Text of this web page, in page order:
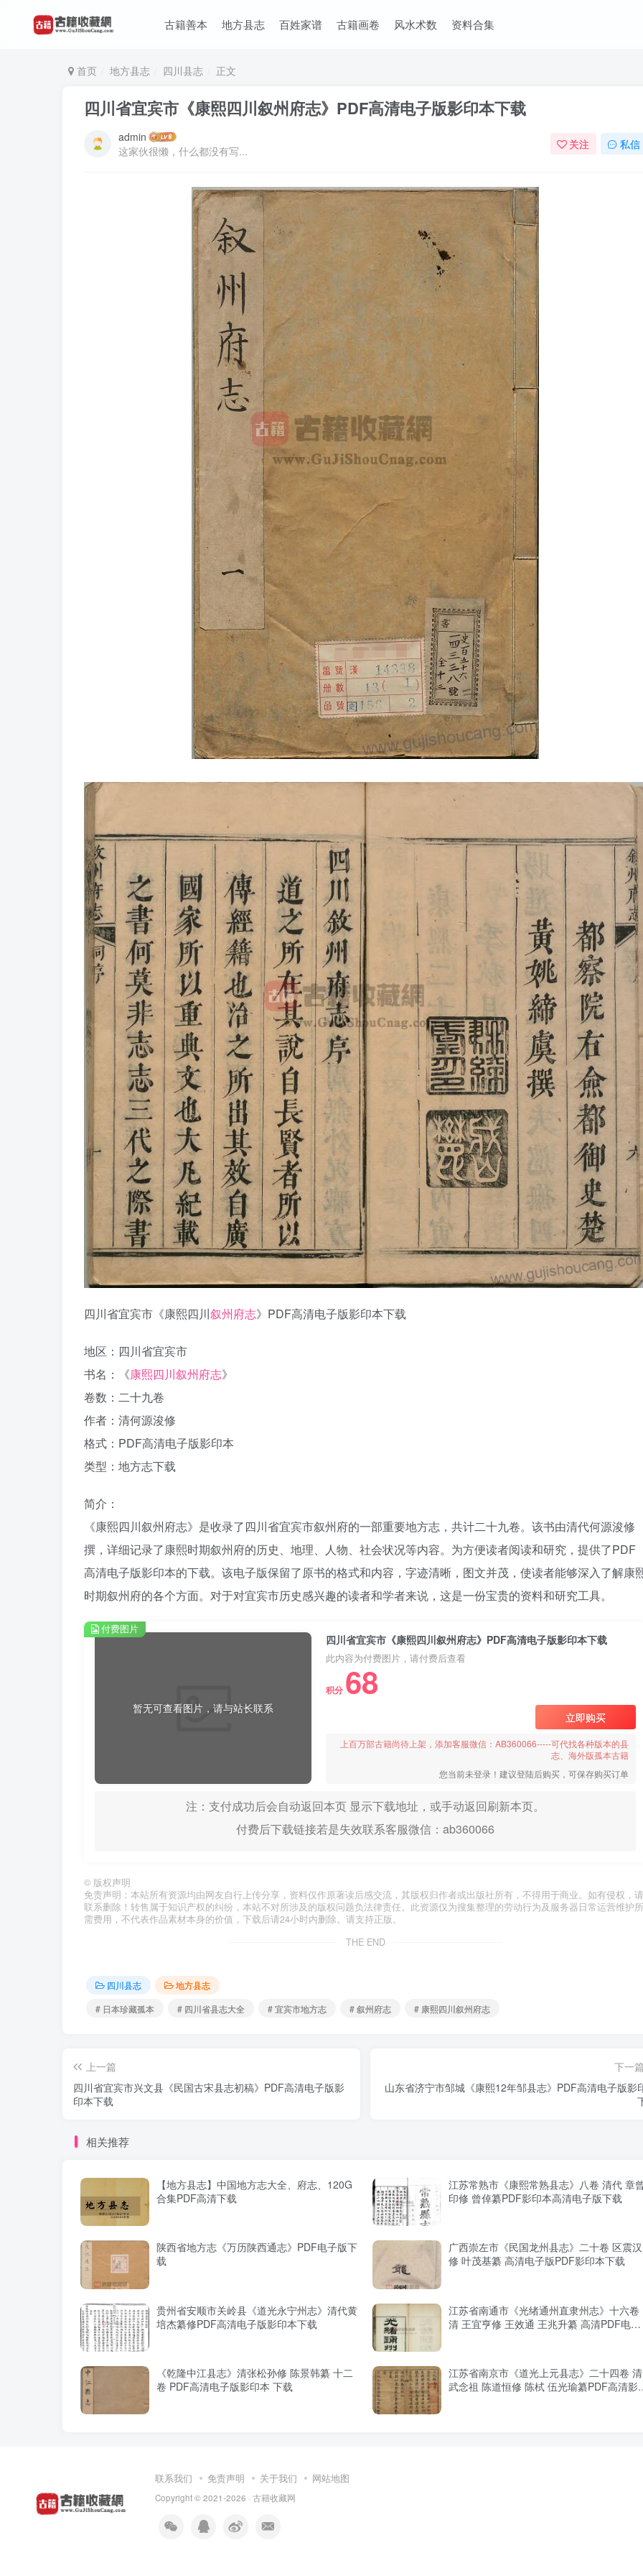
古籍善本 地方县志 百姓家谱 古籍画卷 风水术数 资料合集
首页 地方县志 四川县志 正文
四川省宜宾市《康熙四川叙州府志》PDF高清电子版影印本下载
admin
这家伙很懒，什么都没有写...
关注 私信
四川省宜宾市《康熙四川叙州府志》PDF高清电子版影印本下载
地区：四川省宜宾市
书名：《康熙四川叙州府志》
卷数：二十九卷
作者：清何源浚修
格式：PDF高清电子版影印本
类型：地方志下载
简介：
《康熙四川叙州府志》是收录了四川省宜宾市叙州府的一部重要地方志，共计二十九卷。该书由清代何源浚修
撰，详细记录了康熙时期叙州府的历史、地理、人物、社会状况等内容。为方便读者阅读和研究，提供了PDF
高清电子版影印本的下载。该电子版保留了原书的格式和内容，字迹清晰，图文并茂，使读者能够深入了解康
时期叙州府的各个方面。对于对宜宾市历史感兴趣的读者和学者来说，这是一份宝贵的资料和研究工具。
暂无可查看图片，请与站长联系
四川省宜宾市《康熙四川叙州府志》PDF高清电子版影印本下载
此内容为付费图片，请付费后查看
积分 68
立即购买
上百万部古籍尚待上架，添加客服微信：AB360066-----可代找各种版本的县
志、海外版孤本古籍
您当前未登录！建议登陆后购买，可保存购买订单
注：支付成功后会自动返回本页 显示下载地址，或手动返回刷新本页。
付费后下载链接若是失效联系客服微信：ab360066
付费图片
© 版权声明
免责声明：本站所有资源均由网友自行上传分享，资料仅作原著读后感交流，其版权归作者或出版社所有，不得用于商业。如有侵权，请
联系删除！转售属于知识产权的纠纷，本站不对所涉及的版权问题负法律责任。此资源仅为搜集整理的劳动行为及服务器日常运营维护所
需费用，不代表作品素材本身的价值，下载后请24小时内删除。请支持正版。
THE END
四川县志
地方县志
# 日本珍藏孤本
# 四川省县志大全 # 宜宾市地方志 # 叙州府志 # 康熙四川叙州府志
上一篇
四川省宜宾市兴文县《民国古宋县志初稿》PDF高清电子版影
印本下载
下一
山东省济宁市邹城《康熙12年邹县志》PDF高清电子版影
相关推荐
【地方县志】中国地方志大全、府志、120G
合集PDF高清下载
江苏常熟市《康熙常熟县志》八卷 清代 章
印修 曾倬纂PDF影印本高清电子版下载
陕西省地方志《万历陕西通志》PDF电子版下
载
广西崇左市《民国龙州县志》二十卷 区震汉
修 叶茂基纂 高清电子版PDF影印本下载
贵州省安顺市关岭县《道光永宁州志》清代黄
培杰纂修PDF高清电子版影印本下载
江苏省南通市《光绪通州直隶州志》十六卷
清 王宜亨修 王效通 王兆升纂 高清PDF电子
《乾隆中江县志》清张松孙修 陈景韩纂 十二
卷 PDF高清电子版影印本 下载
江苏省南京市《道光上元县志》二十四卷 清
武念祖 陈道恒修 陈栻 伍光瑜纂PDF高清影
联系我们 免责声明 关于我们 网站地图
Copyright © 2021-2026 · 古籍收藏网